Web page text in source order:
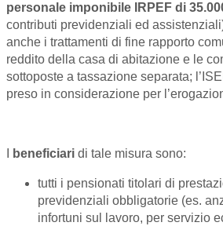
personale imponibile IRPEF di
contributi previdenziali ed
anche i trattamenti di fine rapporto
reddito della casa di abitazione e le
sottoposte a tassazione separata;
preso in considerazione per
beneficiari di tale misura sono:
tutti i pensionati titolari di
previdenziali obbligatorie (es.
infortuni sul lavoro, per servizio